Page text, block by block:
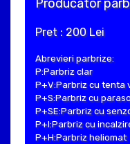
Producator
Pret : 200 Lei
Abrevieri parbrize:
P:Parbriz clar
P+V:Parbriz cu tenta
P+S:Parbriz cu
P+SE:Parbriz cu
P+I:Parbriz cu
P+H:Parbriz heliomat